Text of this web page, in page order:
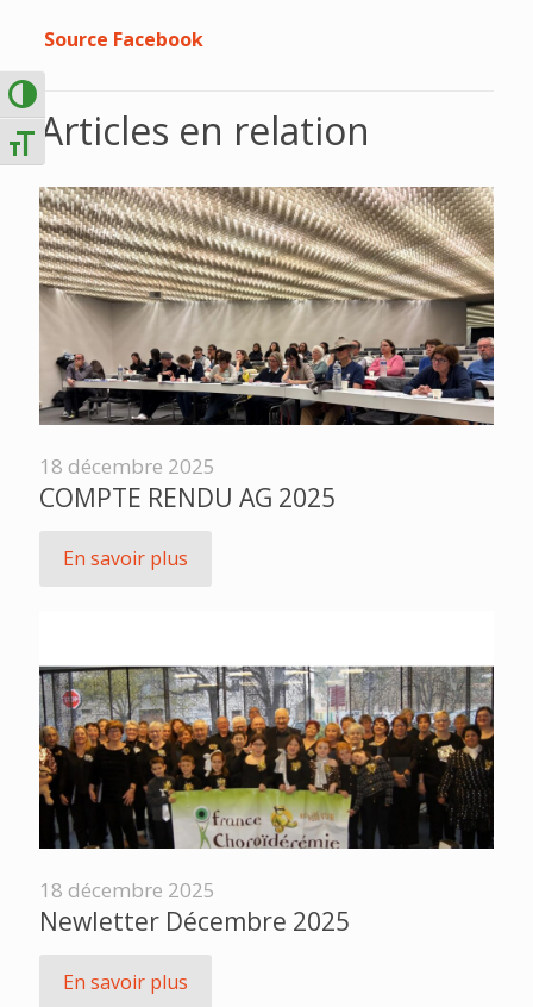
Passer en contraste élevé
Changer la taille de la police
Source Facebook
Articles en relation
18 décembre 2025
COMPTE RENDU AG 2025
En savoir plus
18 décembre 2025
Newletter Décembre 2025
En savoir plus